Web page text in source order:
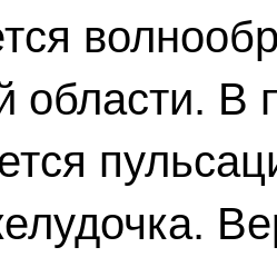
области. В